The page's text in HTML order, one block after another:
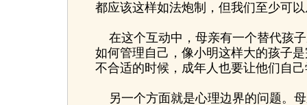
都应该这样如法炮制，但我们至少可
在这个互动中，母亲有一个替代孩
如何管理自己，像小明这样大的孩子
不合适的时候，成年人也要让他们自
另一个方面就是心理边界的问题。